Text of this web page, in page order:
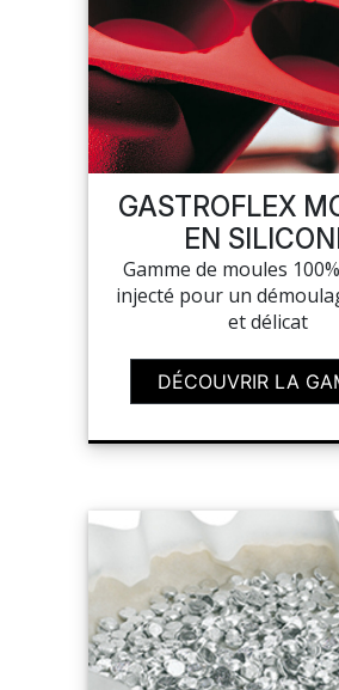
GASTROFLEX
EN
Gamme de moules
injecté pour un
et délicat
DÉCOUVRIR LA